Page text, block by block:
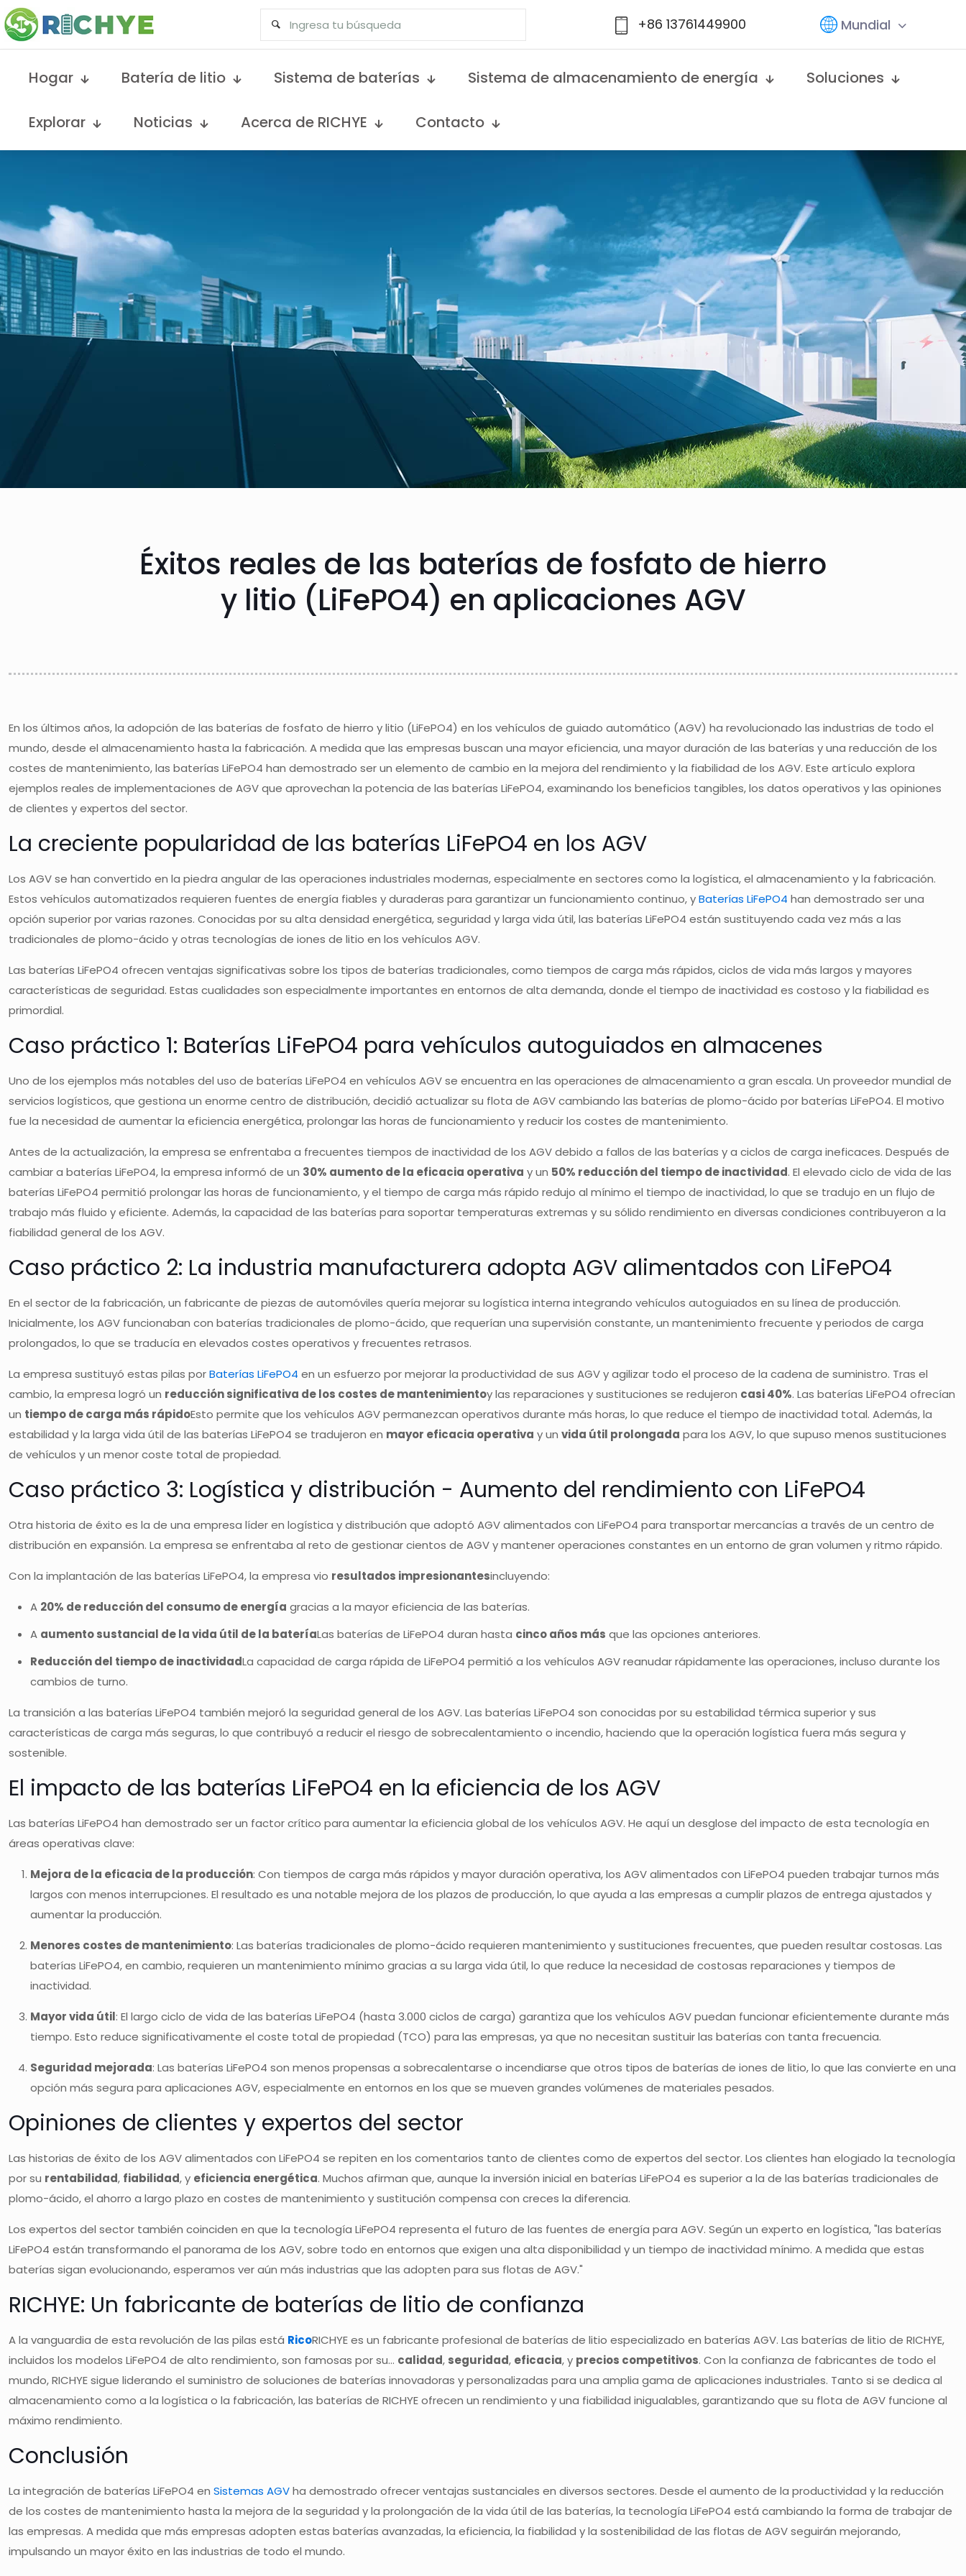
+86 13761449900 Mundial
Hogar Batería de litio Sistema de baterías Sistema de almacenamiento de energía Soluciones
Explorar Noticias Acerca de RICHYE Contacto
Éxitos reales de las baterías de fosfato de hierro
y litio (LiFePO4) en aplicaciones AGV
En los últimos años, la adopción de las baterías de fosfato de hierro y litio (LiFePO4) en los vehículos de guiado automático (AGV) ha revolucionado las industrias de todo el
mundo, desde el almacenamiento hasta la fabricación. A medida que las empresas buscan una mayor eficiencia, una mayor duración de las baterías y una reducción de los
costes de mantenimiento, las baterías LiFePO4 han demostrado ser un elemento de cambio en la mejora del rendimiento y la fiabilidad de los AGV. Este artículo explora
ejemplos reales de implementaciones de AGV que aprovechan la potencia de las baterías LiFePO4, examinando los beneficios tangibles, los datos operativos y las opiniones
de clientes y expertos del sector.
La creciente popularidad de las baterías LiFePO4 en los AGV
Los AGV se han convertido en la piedra angular de las operaciones industriales modernas, especialmente en sectores como la logística, el almacenamiento y la fabricación.
Estos vehículos automatizados requieren fuentes de energía fiables y duraderas para garantizar un funcionamiento continuo, yBaterías LiFePO4 han demostrado ser una
opción superior por varias razones. Conocidas por su alta densidad energética, seguridad y larga vida útil, las baterías LiFePO4 están sustituyendo cada vez más a las
tradicionales de plomo-ácido y otras tecnologías de iones de litio en los vehículos AGV.
Las baterías LiFePO4 ofrecen ventajas significativas sobre los tipos de baterías tradicionales, como tiempos de carga más rápidos, ciclos de vida más largos y mayores
características de seguridad. Estas cualidades son especialmente importantes en entornos de alta demanda, donde el tiempo de inactividad es costoso y la fiabilidad es
primordial.
Caso práctico 1: Baterías LiFePO4 para vehículos autoguiados en almacenes
Uno de los ejemplos más notables del uso de baterías LiFePO4 en vehículos AGV se encuentra en las operaciones de almacenamiento a gran escala. Un proveedor mundial de
servicios logísticos, que gestiona un enorme centro de distribución, decidió actualizar su flota de AGV cambiando las baterías de plomo-ácido por baterías LiFePO4. El motivo
fue la necesidad de aumentar la eficiencia energética, prolongar las horas de funcionamiento y reducir los costes de mantenimiento.
Antes de la actualización, la empresa se enfrentaba a frecuentes tiempos de inactividad de los AGV debido a fallos de las baterías y a ciclos de carga ineficaces. Después de
cambiar a baterías LiFePO4, la empresa informó de un 30% aumento de la eficacia operativa y un 50% reducción del tiempo de inactividad. El elevado ciclo de vida de las
baterías LiFePO4 permitió prolongar las horas de funcionamiento, y el tiempo de carga más rápido redujo al mínimo el tiempo de inactividad, lo que se tradujo en un flujo de
trabajo más fluido y eficiente. Además, la capacidad de las baterías para soportar temperaturas extremas y su sólido rendimiento en diversas condiciones contribuyeron a la
fiabilidad general de los AGV.
Caso práctico 2: La industria manufacturera adopta AGV alimentados con LiFePO4
En el sector de la fabricación, un fabricante de piezas de automóviles quería mejorar su logística interna integrando vehículos autoguiados en su línea de producción.
Inicialmente, los AGV funcionaban con baterías tradicionales de plomo-ácido, que requerían una supervisión constante, un mantenimiento frecuente y periodos de carga
prolongados, lo que se traducía en elevados costes operativos y frecuentes retrasos.
La empresa sustituyó estas pilas porBaterías LiFePO4 en un esfuerzo por mejorar la productividad de sus AGV y agilizar todo el proceso de la cadena de suministro. Tras el
cambio, la empresa logró un reducción significativa de los costes de mantenimientoy las reparaciones y sustituciones se redujeron casi 40%. Las baterías LiFePO4 ofrecían
un tiempo de carga más rápidoEsto permite que los vehículos AGV permanezcan operativos durante más horas, lo que reduce el tiempo de inactividad total. Además, la
estabilidad y la larga vida útil de las baterías LiFePO4 se tradujeron en mayor eficacia operativa y un vida útil prolongada para los AGV, lo que supuso menos sustituciones
de vehículos y un menor coste total de propiedad.
Caso práctico 3: Logística y distribución - Aumento del rendimiento con LiFePO4
Otra historia de éxito es la de una empresa líder en logística y distribución que adoptó AGV alimentados con LiFePO4 para transportar mercancías a través de un centro de
distribución en expansión. La empresa se enfrentaba al reto de gestionar cientos de AGV y mantener operaciones constantes en un entorno de gran volumen y ritmo rápido.
Con la implantación de las baterías LiFePO4, la empresa vio resultados impresionantesincluyendo:
A 20% de reducción del consumo de energía gracias a la mayor eficiencia de las baterías.
A aumento sustancial de la vida útil de la bateríaLas baterías de LiFePO4 duran hasta cinco años más que las opciones anteriores.
Reducción del tiempo de inactividadLa capacidad de carga rápida de LiFePO4 permitió a los vehículos AGV reanudar rápidamente las operaciones, incluso durante los
cambios de turno.
La transición a las baterías LiFePO4 también mejoró la seguridad general de los AGV. Las baterías LiFePO4 son conocidas por su estabilidad térmica superior y sus
características de carga más seguras, lo que contribuyó a reducir el riesgo de sobrecalentamiento o incendio, haciendo que la operación logística fuera más segura y
sostenible.
El impacto de las baterías LiFePO4 en la eficiencia de los AGV
Las baterías LiFePO4 han demostrado ser un factor crítico para aumentar la eficiencia global de los vehículos AGV. He aquí un desglose del impacto de esta tecnología en
áreas operativas clave:
Mejora de la eficacia de la producción: Con tiempos de carga más rápidos y mayor duración operativa, los AGV alimentados con LiFePO4 pueden trabajar turnos más
largos con menos interrupciones. El resultado es una notable mejora de los plazos de producción, lo que ayuda a las empresas a cumplir plazos de entrega ajustados y
aumentar la producción.
Menores costes de mantenimiento: Las baterías tradicionales de plomo-ácido requieren mantenimiento y sustituciones frecuentes, que pueden resultar costosas. Las
baterías LiFePO4, en cambio, requieren un mantenimiento mínimo gracias a su larga vida útil, lo que reduce la necesidad de costosas reparaciones y tiempos de
inactividad.
Mayor vida útil: El largo ciclo de vida de las baterías LiFePO4 (hasta 3.000 ciclos de carga) garantiza que los vehículos AGV puedan funcionar eficientemente durante más
tiempo. Esto reduce significativamente el coste total de propiedad (TCO) para las empresas, ya que no necesitan sustituir las baterías con tanta frecuencia.
Seguridad mejorada: Las baterías LiFePO4 son menos propensas a sobrecalentarse o incendiarse que otros tipos de baterías de iones de litio, lo que las convierte en una
opción más segura para aplicaciones AGV, especialmente en entornos en los que se mueven grandes volúmenes de materiales pesados.
Opiniones de clientes y expertos del sector
Las historias de éxito de los AGV alimentados con LiFePO4 se repiten en los comentarios tanto de clientes como de expertos del sector. Los clientes han elogiado la tecnología
por su rentabilidad, fiabilidad, y eficiencia energética. Muchos afirman que, aunque la inversión inicial en baterías LiFePO4 es superior a la de las baterías tradicionales de
plomo-ácido, el ahorro a largo plazo en costes de mantenimiento y sustitución compensa con creces la diferencia.
Los expertos del sector también coinciden en que la tecnología LiFePO4 representa el futuro de las fuentes de energía para AGV. Según un experto en logística, "las baterías
LiFePO4 están transformando el panorama de los AGV, sobre todo en entornos que exigen una alta disponibilidad y un tiempo de inactividad mínimo. A medida que estas
baterías sigan evolucionando, esperamos ver aún más industrias que las adopten para sus flotas de AGV."
RICHYE: Un fabricante de baterías de litio de confianza
A la vanguardia de esta revolución de las pilas está RicoRICHYE es un fabricante profesional de baterías de litio especializado en baterías AGV. Las baterías de litio de RICHYE,
incluidos los modelos LiFePO4 de alto rendimiento, son famosas por su... calidad, seguridad, eficacia, y precios competitivos. Con la confianza de fabricantes de todo el
mundo, RICHYE sigue liderando el suministro de soluciones de baterías innovadoras y personalizadas para una amplia gama de aplicaciones industriales. Tanto si se dedica al
almacenamiento como a la logística o la fabricación, las baterías de RICHYE ofrecen un rendimiento y una fiabilidad inigualables, garantizando que su flota de AGV funcione al
máximo rendimiento.
Conclusión
La integración de baterías LiFePO4 en Sistemas AGVha demostrado ofrecer ventajas sustanciales en diversos sectores. Desde el aumento de la productividad y la reducción
de los costes de mantenimiento hasta la mejora de la seguridad y la prolongación de la vida útil de las baterías, la tecnología LiFePO4 está cambiando la forma de trabajar de
las empresas. A medida que más empresas adopten estas baterías avanzadas, la eficiencia, la fiabilidad y la sostenibilidad de las flotas de AGV seguirán mejorando,
impulsando un mayor éxito en las industrias de todo el mundo.